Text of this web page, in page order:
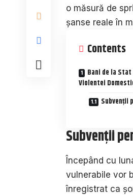
o măsură de
șanse reale în
Contents
Bani de la
Violentei
Subvenții
Subvenții
Începând cu
vulnerabile vor
înregistrat ca